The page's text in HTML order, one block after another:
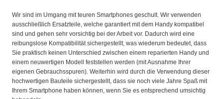
Wir sind im Umgang mit teuren Smartphones geschult. Wir verwenden
ausschließlich Ersatzteile, welche garantiert mit dem Handy kompatibel
sind und gehen sehr vorsichtig bei der Arbeit vor. Dadurch wird eine
reibungslose Kompatibilität sichergestellt, was wiederum bedeutet, dass
Sie praktisch keinen Unterschied zwischen einem reparierten Handy und
einem neuwertigen Modell feststellen werden (mit Ausnahme Ihrer
eigenen Gebrauchsspuren). Weiterhin wird durch die Verwendung dieser
hochwertigen Bauteile sichergestellt, dass sie noch viele Jahre Spaß mit
Ihrem Smartphone haben können, wenn Sie es entsprechend umsichtig